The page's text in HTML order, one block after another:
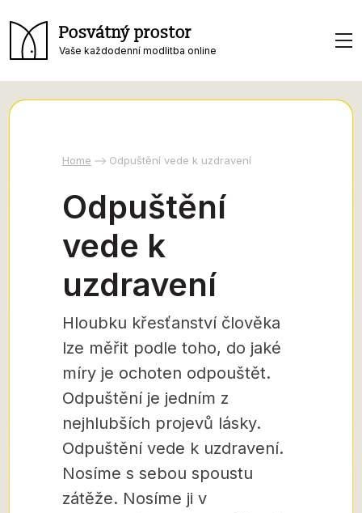
Posvátný prostor
Vaše každodenní modlitba online
Home Odpuštění vede k uzdravení
Odpuštění
vede k
uzdravení
Hloubku křesťanství člověka
lze měřit podle toho, do jaké
míry je ochoten odpouštět.
Odpuštění je jedním z
nejhlubších projevů lásky.
Odpuštění vede k uzdravení.
Nosíme s sebou spoustu
zátěže. Nosíme ji v